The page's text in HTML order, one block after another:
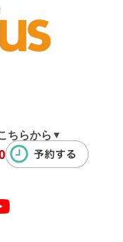
ちらから ▼